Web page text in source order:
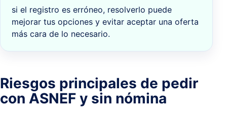
si el registro es erróneo, resolverlo puede
mejorar tus opciones y evitar aceptar una oferta
más cara de lo necesario.
Riesgos principales de pedir
con ASNEF y sin nómina